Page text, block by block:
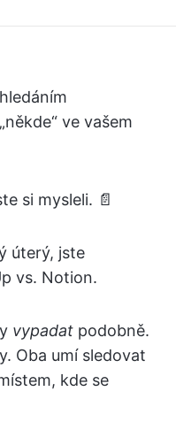
„někde“ ve vašem
si mysleli. 📄
úterý, jste
vs. Notion.
vypadat podobně.
Oba umí sledovat
kde se